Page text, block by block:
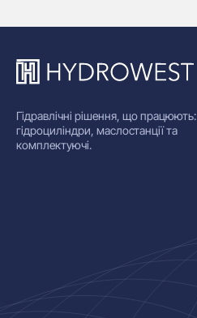
Гідравлічні рішення, що працюють:
гідроциліндри, маслостанції та
комплектуючі.